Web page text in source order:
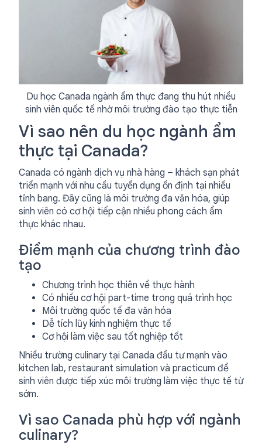
Du học Canada ngành ẩm thực đang thu hút nhiều
sinh viên quốc tế nhờ môi trường đào tạo thực tiễn
Vì sao nên du học ngành ẩm
thực tại Canada?
Canada có ngành dịch vụ nhà hàng – khách sạn phát
triển mạnh với nhu cầu tuyển dụng ổn định tại nhiều
tỉnh bang. Đây cũng là môi trường đa văn hóa, giúp
sinh viên có cơ hội tiếp cận nhiều phong cách ẩm
thực khác nhau.
Điểm mạnh của chương trình đào
tạo
Chương trình học thiên về thực hành
Có nhiều cơ hội part-time trong quá trình học
Môi trường quốc tế đa văn hóa
Dễ tích lũy kinh nghiệm thực tế
Cơ hội làm việc sau tốt nghiệp tốt
Nhiều trường culinary tại Canada đầu tư mạnh vào
kitchen lab, restaurant simulation và practicum để
sinh viên được tiếp xúc môi trường làm việc thực tế từ
sớm.
Vì sao Canada phù hợp với ngành
culinary?